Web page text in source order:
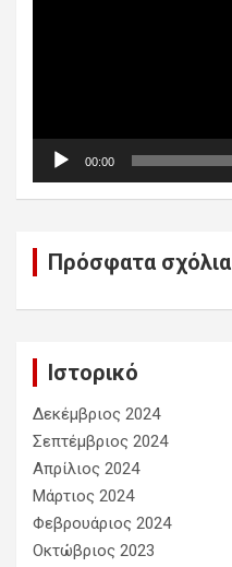
00:00
Πρόσφατα σχόλια
Ιστορικό
Δεκέμβριος 2024
Σεπτέμβριος 2024
Απρίλιος 2024
Μάρτιος 2024
Φεβρουάριος 2024
Οκτώβριος 2023